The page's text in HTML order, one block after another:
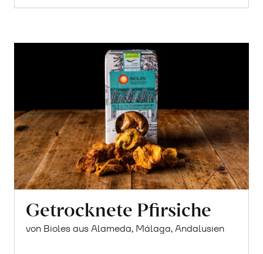
Getrocknete Pfirsiche
von Bioles aus Alameda, Málaga, Andalusien